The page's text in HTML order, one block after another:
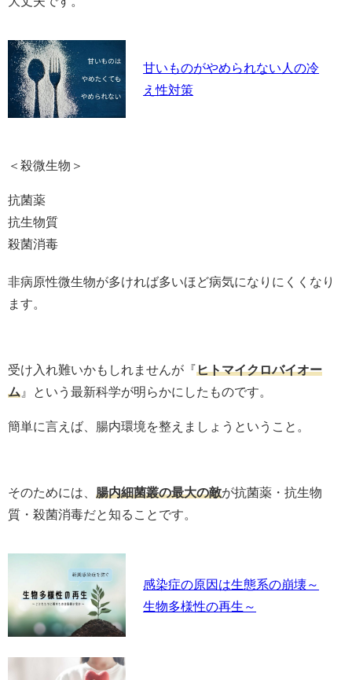
甘いものがやめられない人の冷
え性対策
＜殺微生物＞
抗菌薬
抗生物質
殺菌消毒
非病原性微生物が多ければ多いほど病気になりにくくなり
ます。
受け入れ難いかもしれませんが『ヒトマイクロバイオー
ム 』という最新科学が明らかにしたものです。
簡単に言えば、腸内環境を整えましょうということ。
そのためには、 腸内細菌叢の最大の敵が抗菌薬・抗生物
質・殺菌消毒だと知ることです。
感染症の原因は生態系の崩壊～
生物多様性の再生～